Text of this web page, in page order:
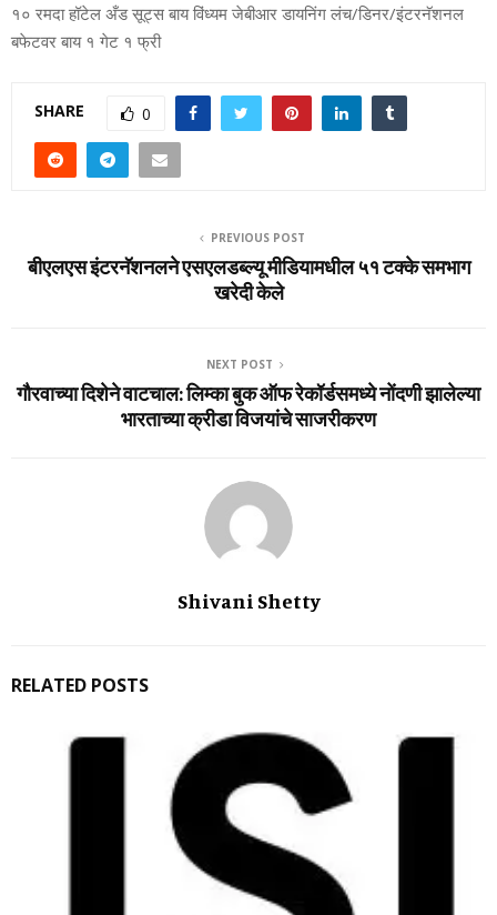
१० रमदा हॉटेल अँड सूट्स बाय विंध्‍यम जेबीआर डायनिंग लंच/डिनर/इंटरनॅशनल
बफेटवर बाय १ गेट १ फ्री
SHARE 0
PREVIOUS POST
बीएलएस इंटरनॅशनलने एसएलडब्ल्यू मीडियामधील ५१ टक्के समभाग
खरेदी केले
NEXT POST
गौरवाच्‍या दिशेने वाटचाल: लिम्‍का बुक ऑफ रेकॉर्डसमध्‍ये नोंदणी झालेल्‍या
भारताच्‍या क्रीडा विजयांचे साजरीकरण
Shivani Shetty
RELATED POSTS